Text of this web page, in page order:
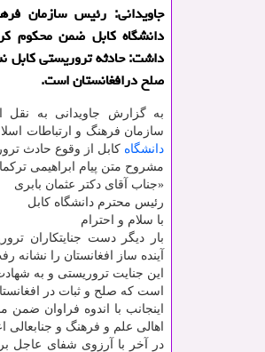
جاویدانی: رئیس سازمان
دانشگاه كابل ضمن محكوم
داشت: حادثه تروریستی كابل
صلح درافغانستان است.
به گزارش جاویدانی به نقل
سازمان فرهنگ و ارتباطات
دانشگاه کابل از وقوع حادث
مشروح متن پیام ابراهیمی
«جناب آقای دکتر عثمان بابری
رئیس محترم دانشگاه کابل
با سلام و احترام
بار دیگر دست جنایتکاران
آینده ساز افغانستان را
این جنایت تروریستی و به
است که صلح و ثبات در
اینجانب با اندوه فراوان
اهالی علم و فرهنگ و جنابعالی
در آخر با آرزوی شفای عاجل